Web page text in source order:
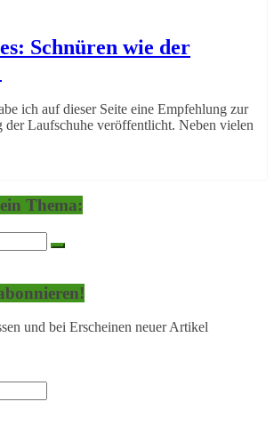
Schnüren wie der
ich auf dieser Seite eine Empfehlung zur
der Laufschuhe veröffentlicht. Neben vielen
Thema:
und bei Erscheinen neuer Artikel